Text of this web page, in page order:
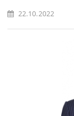
22.10.2022